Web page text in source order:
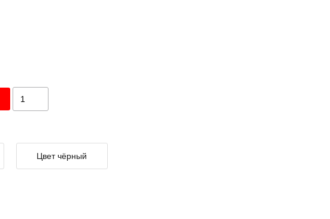
Цвет чёрный